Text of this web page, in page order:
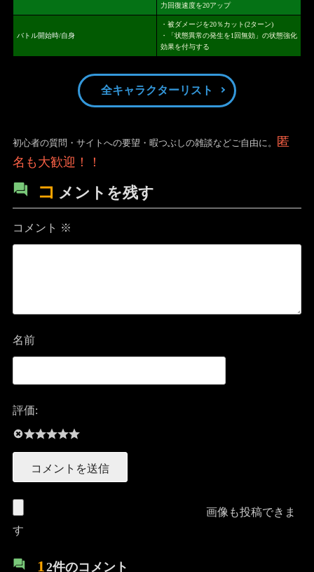
力回復速度を20アップ
バトル開始時/自身
・被ダメージを20％カット(2ターン)
・「状態異常の発生を1回無効」の状態強化
効果を付与する
全キャラクターリスト
初心者の質問・サイトへの要望・暇つぶしの雑談などご自由に。
匿
名も大歓迎！！
コ メントを残す
コメント ※
名前
評価:
画像も投稿できま
す
12件のコメント